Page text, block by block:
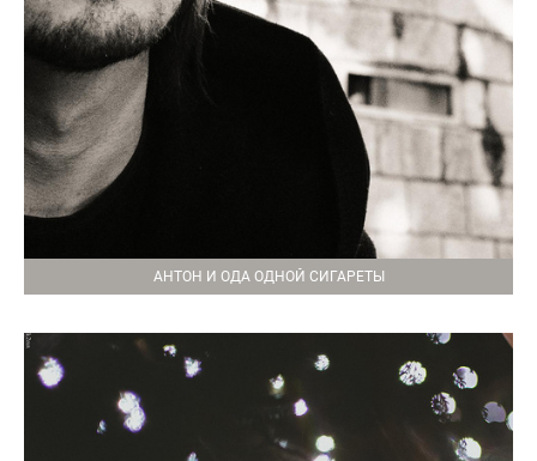
АНТОН И ОДА ОДНОЙ СИГАРЕТЫ